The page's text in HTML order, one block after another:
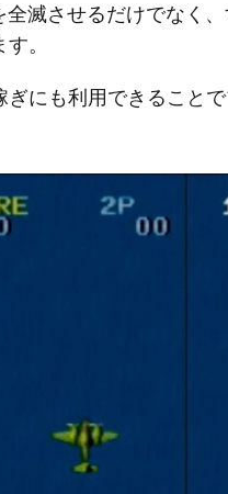
滅させるだけでなく
。
にも利用できること